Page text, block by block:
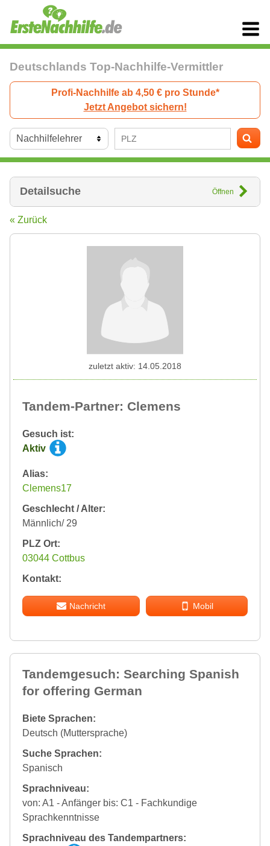
Deutschlands Top-Nachhilfe-Vermittler
Profi-Nachhilfe ab 4,50 € pro Stunde*
Jetzt Angebot sichern!
Detailsuche Öffnen
« Zurück
Tandem-Partner: Clemens
Gesuch ist:
Aktiv
Alias:
Clemens17
Geschlecht / Alter:
Männlich/ 29
PLZ Ort:
03044 Cottbus
Kontakt:
Nachricht Mobil
zuletzt aktiv: 14.05.2018
Tandemgesuch: Searching Spanish
for offering German
Biete Sprachen:
Deutsch (Muttersprache)
Suche Sprachen:
Spanisch
Sprachniveau:
von: A1 - Anfänger bis: C1 - Fachkundige
Sprachkenntnisse
Sprachniveau des Tandempartners: